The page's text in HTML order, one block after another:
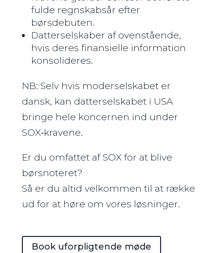
fulde regnskabsår efter
børsdebuten.
Datterselskaber af ovenstående,
hvis deres finansielle information
konsolideres.
NB: Selv hvis moderselskabet er
dansk, kan datterselskabet i USA
bringe hele koncernen ind under
SOX‑kravene.
Er du omfattet af SOX for at blive
børsnoteret?
Så er du altid velkommen til at række
ud for at høre om vores løsninger.
Book uforpligtende møde